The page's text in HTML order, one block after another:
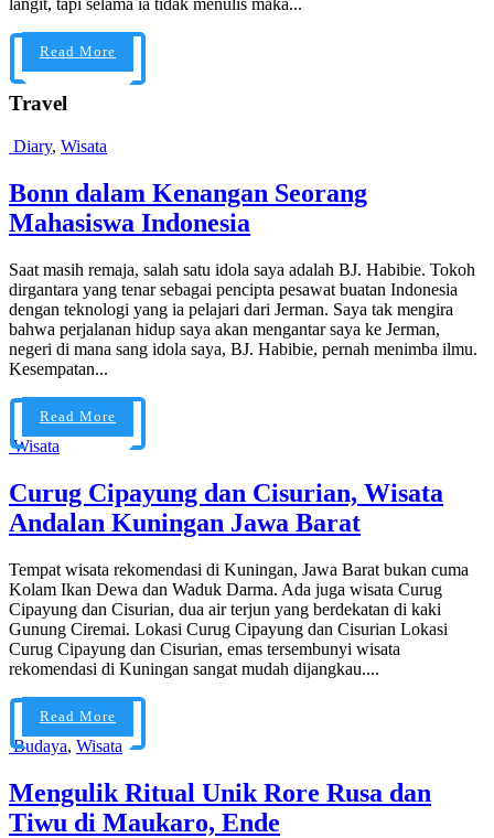
Read More
Travel
Diary, Wisata
Bonn dalam Kenangan Seorang
Mahasiswa Indonesia
Saat masih remaja, salah satu idola saya adalah BJ. Habibie. Tokoh
dirgantara yang tenar sebagai pencipta pesawat buatan Indonesia
dengan teknologi yang ia pelajari dari Jerman. Saya tak mengira
bahwa perjalanan hidup saya akan mengantar saya ke Jerman,
negeri di mana sang idola saya, BJ. Habibie, pernah menimba ilmu.
Kesempatan...
Read More
Wisata
Curug Cipayung dan Cisurian, Wisata
Andalan Kuningan Jawa Barat
Tempat wisata rekomendasi di Kuningan, Jawa Barat bukan cuma
Kolam Ikan Dewa dan Waduk Darma. Ada juga wisata Curug
Cipayung dan Cisurian, dua air terjun yang berdekatan di kaki
Gunung Ciremai. Lokasi Curug Cipayung dan Cisurian Lokasi
Curug Cipayung dan Cisurian, emas tersembunyi wisata
rekomendasi di Kuningan sangat mudah dijangkau....
Read More
Budaya, Wisata
Mengulik Ritual Unik Rore Rusa dan
Tiwu di Maukaro, Ende